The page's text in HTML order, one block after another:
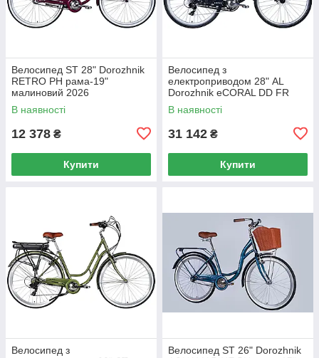
Велосипед ST 28" Dorozhnik
RETRO PH рама-19"
малиновий 2026
В наявності
12 378 ₴
Купити
Велосипед з
електроприводом 28" AL
Dorozhnik eCORAL DD FR
рама-19" 48B 13А*г 500Вт
темно-сірий 2026
В наявності
31 142 ₴
Купити
Велосипед з
Велосипед ST 26" Dorozhnik